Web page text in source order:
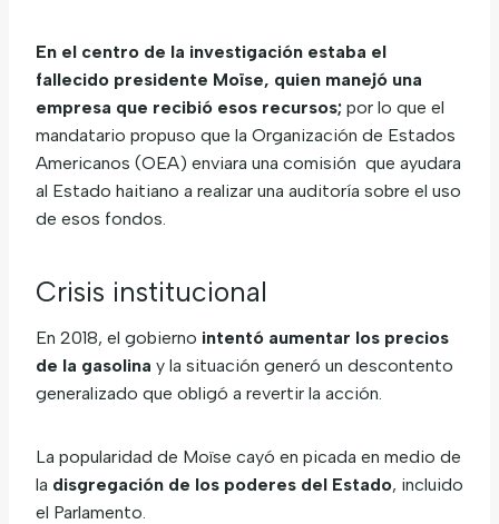
En el centro de la investigación estaba el
fallecido presidente Moïse, quien manejó una
empresa que recibió esos recursos; por lo que el
mandatario propuso que la Organización de Estados
Americanos (OEA) enviara una comisión que ayudara
al Estado haitiano a realizar una auditoría sobre el uso
de esos fondos.
Crisis institucional
En 2018, el gobierno intentó aumentar los precios
de la gasolina y la situación generó un descontento
generalizado que obligó a revertir la acción.
La popularidad de Moïse cayó en picada en medio de
la disgregación de los poderes del Estado, incluido
el Parlamento.